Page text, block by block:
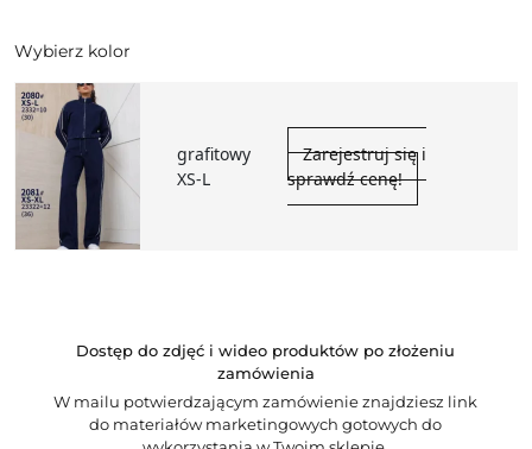
Wybierz kolor
grafitowy
XS-L
Zarejestruj się i
sprawdź cenę!
Dostęp do zdjęć i wideo produktów po złożeniu
zamówienia
W mailu potwierdzającym zamówienie znajdziesz link
do materiałów marketingowych gotowych do